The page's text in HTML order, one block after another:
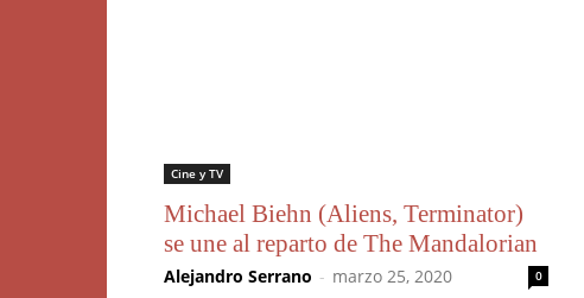
Cine y TV
Michael Biehn (Aliens, Terminator)
se une al reparto de The Mandalorian
Alejandro Serrano - marzo 25, 2020 0